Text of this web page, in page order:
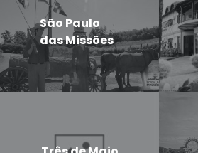
São Paulo
das Missões